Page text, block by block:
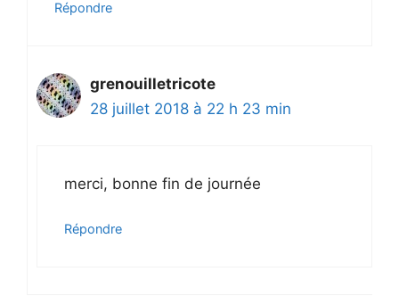
Répondre
grenouilletricote
28 juillet 2018 à 22 h 23 min
merci, bonne fin de journée
Répondre